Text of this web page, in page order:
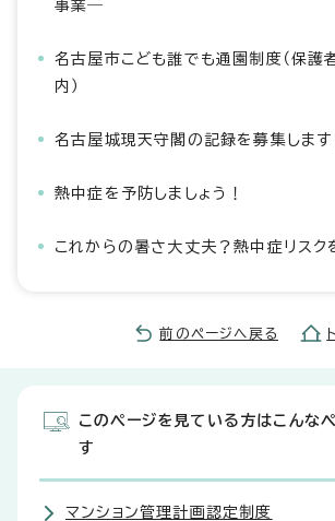
事業―
名古屋市こども誰でも通園制度（保護
内）
名古屋城現天守閣の記録を募集します
熱中症を予防しましょう！
これからの暑さ大丈夫？熱中症リスク
前のページへ戻る
このページを見ている方はこんな
す
マンション管理計画認定制度